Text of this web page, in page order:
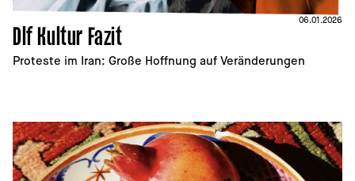
Dlf Kultur Fazit
Proteste im Iran: Große Hoffnung auf Veränderungen
06.01.2026